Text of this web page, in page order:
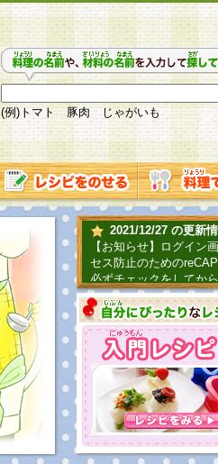
(例)トマト 豚肉 じゃがいも
2021/12/27 の更新
【お知らせ】ログイン
セス防止のための
必ずチェックをしてか
2019/06/04 の更新
ファーマ村からコーン
2018/07/01 の更新情
チャレンジ企画第三弾
てごはんを作ろう！は
とうございました。次